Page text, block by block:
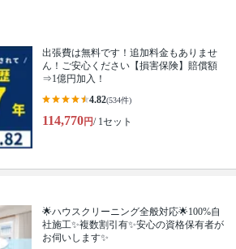
出張費は無料です！追加料金もありませ
ん！ご安心ください【損害保険】賠償額
⇒1億円加入！
4.82(534件)
114,770円/ 1セット
🌟ハウスクリーニング全般対応🌟100%自
社施工✨複数割引有✨安心の資格保有者が
お伺いします✨